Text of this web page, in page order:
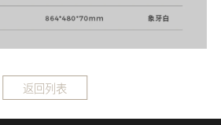
返回列表